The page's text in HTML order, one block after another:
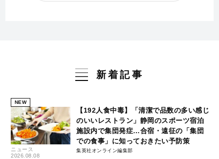
新着記事
NEW
ニュース
2026.08.08
【192人食中毒】「清潔で品数の多い感じ
のいいレストラン」静岡のスポーツ宿泊
施設内で集団発症…合宿・遠征の「集団
での食事」に知っておきたい予防策
集英社オンライン編集部